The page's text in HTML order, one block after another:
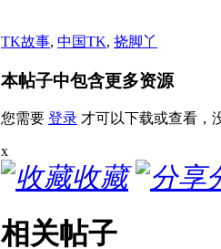
TK故事, 中国TK, 挠脚丫
本帖子中包含更多资源
您需要 登录 才可以下载或查看，
x
收藏
相关帖子